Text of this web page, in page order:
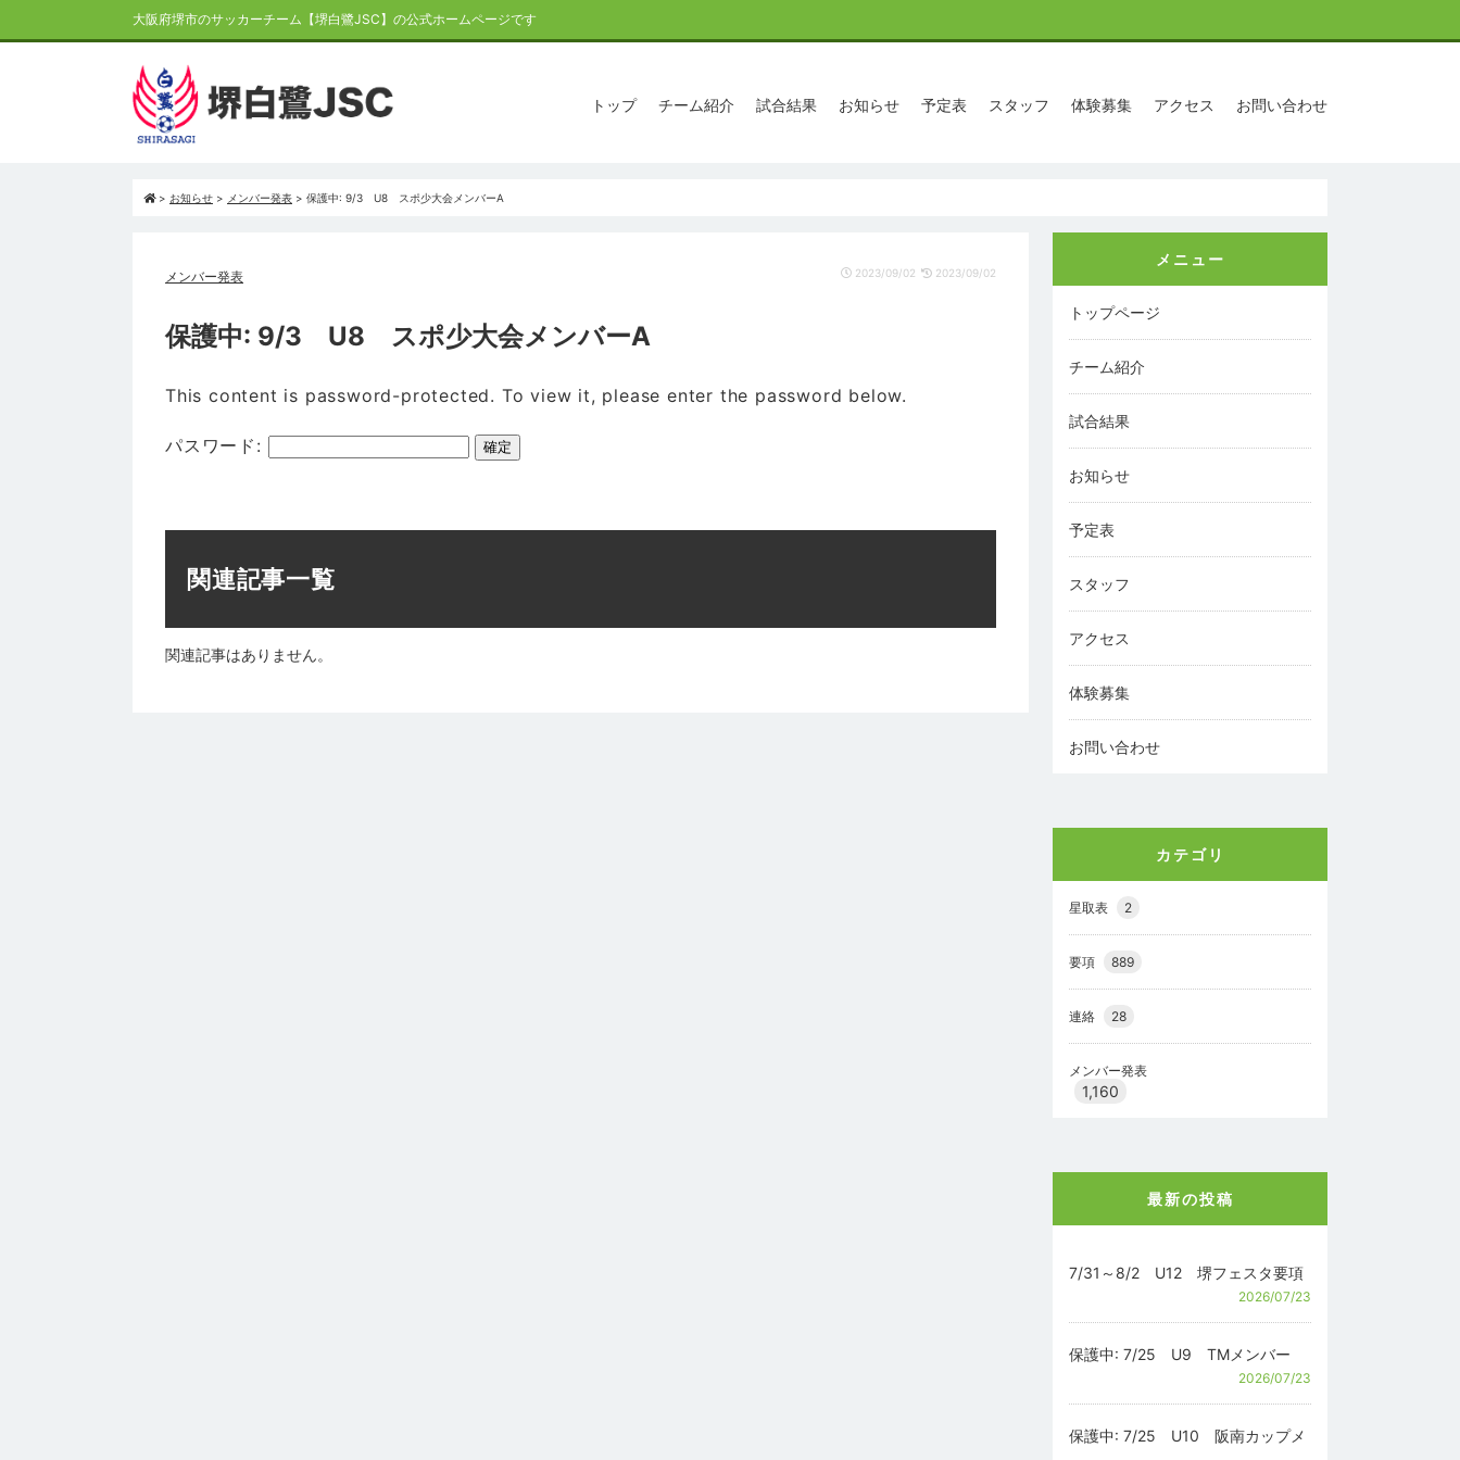
大阪府堺市のサッカーチーム【堺白鷺JSC】の公式ホームページです
トップ チーム紹介 試合結果 お知らせ 予定表 スタッフ 体験募集 アクセス お問い合わせ
> お知らせ > メンバー発表 > 保護中: 9/3 U8 スポ少大会メンバーA
メンバー発表 2023/09/02 2023/09/02
保護中: 9/3 U8 スポ少大会メンバーA
This content is password-protected. To view it, please enter the password below.
パスワード:
関連記事一覧
関連記事はありません。
メニュー
トップページ
チーム紹介
試合結果
お知らせ
予定表
スタッフ
アクセス
体験募集
お問い合わせ
カテゴリ
星取表 2
要項 889
連絡 28
メンバー発表
1,160
最新の投稿
7/31～8/2 U12 堺フェスタ要項
2026/07/23
保護中: 7/25 U9 TMメンバー
2026/07/23
保護中: 7/25 U10 阪南カップメ